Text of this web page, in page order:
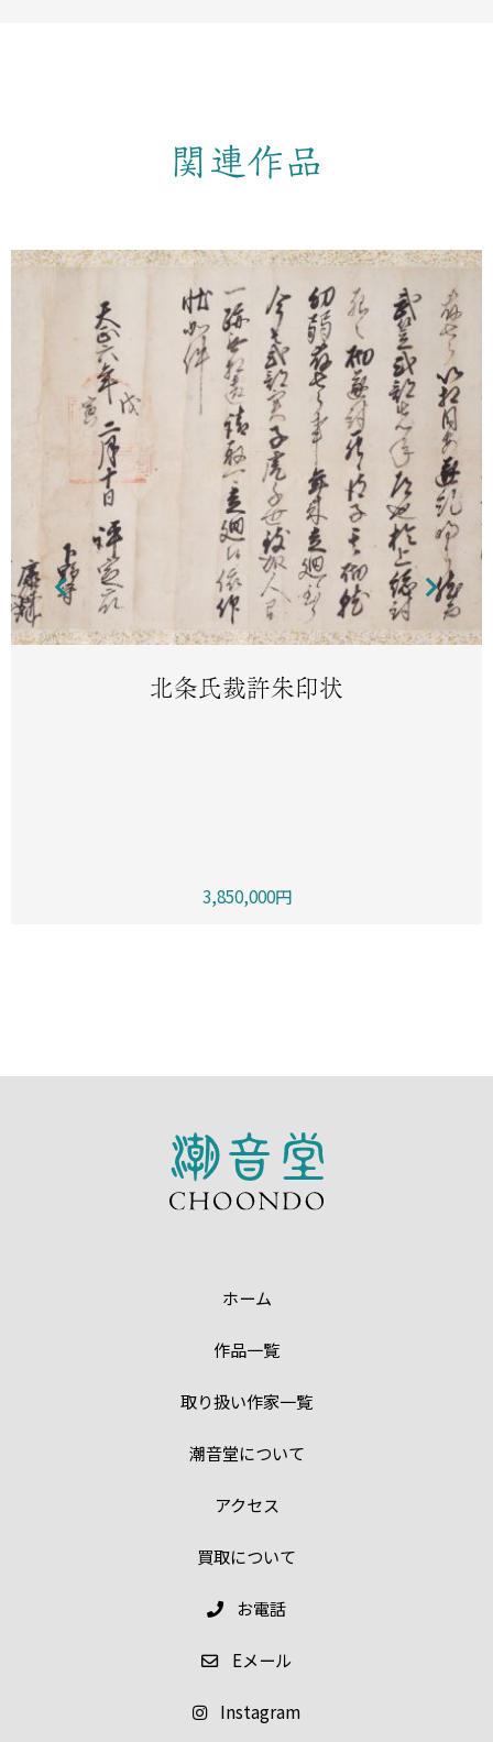
関連作品
北条氏裁許朱印状
3,850,000円
ホーム
作品一覧
取り扱い作家一覧
潮音堂について
アクセス
買取について
お電話
Eメール
Instagram